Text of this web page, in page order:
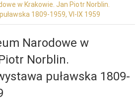
w Krakowie. Jan Piotr Norblin.
1809-1959, VI-IX 1959
Narodowe w
Norblin.
puławska 1809-